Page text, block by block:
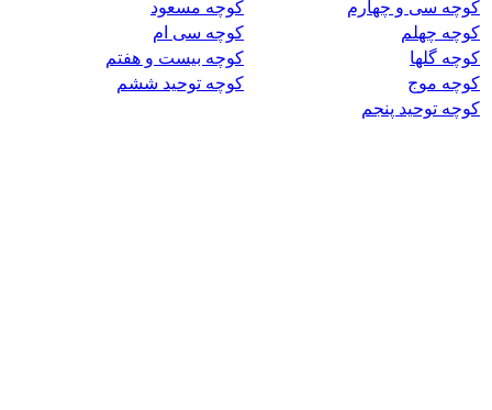
کوچه سی و چهارم
کوچه مسعود
کوچه چهلم
کوچه سی ام
کوچه گلها
کوچه بیست و هفتم
کوچه موج
کوچه توحید ششم
کوچه توحید پنجم